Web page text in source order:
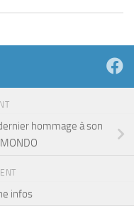
hommage à son
infos